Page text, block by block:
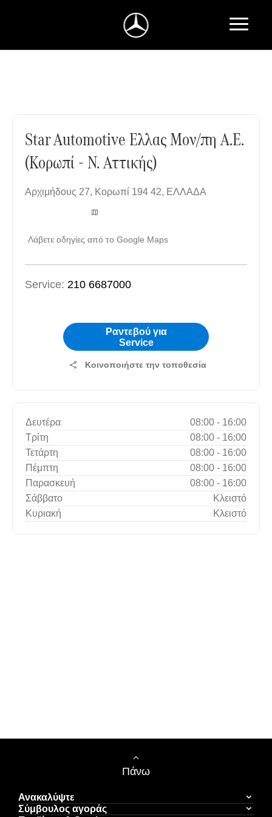
Star Automotive Ελλας Μον/πη Α.Ε.
(Κορωπί - Ν. Αττικής)
Αρχιμήδους 27, Κορωπί 194 42, ΕΛΛΑΔΑ
Λάβετε οδηγίες από το Google Maps
Service: 210 6687000
Ραντεβού για
Service
Κοινοποιήστε την τοποθεσία
Δευτέρα 08:00 - 16:00
Τρίτη
08:00 - 16:00
Τετάρτη
08:00 - 16:00
Πέμπτη
08:00 - 16:00
Παρασκευή
08:00 - 16:00
Σάββατο
Κλειστό
Κυριακή
Κλειστό
Πάνω
Ανακαλύψτε
Σύμβουλος αγοράς